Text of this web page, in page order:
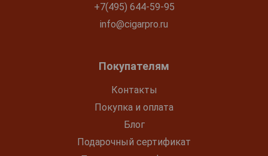
+7(495) 644-59-95
info@cigarpro.ru
Покупателям
Контакты
Покупка и оплата
Блог
Подарочный сертификат